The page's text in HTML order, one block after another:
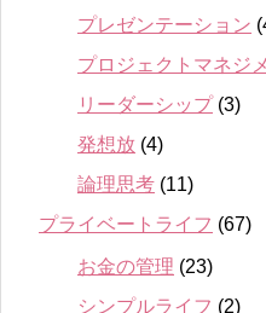
プレゼンテーション
プロジェクトマネジ
リーダーシップ(3)
発想放 (4)
論理思考 (11)
プライベートライフ (67)
お金の管理 (23)
シンプルライフ (2)